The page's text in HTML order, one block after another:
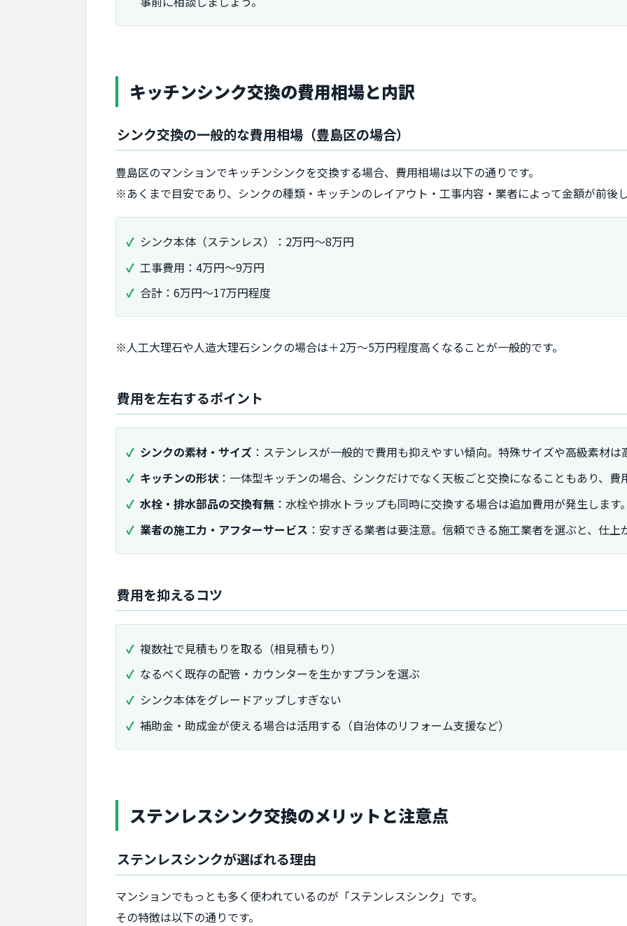
キッチンシンク交換の費用相場と内訳
シンク交換の一般的な費用相場（豊島区の場合）
豊島区のマンションでキッチンシンクを交換する場合、費用相場は以下の通りです。
※あくまで目安であり、シンクの種類・キッチンのレイアウト・工事内容・業者によって金額が前後
シンク本体（ステンレス）：2万円～8万円
工事費用：4万円～9万円
合計：6万円～17万円程度
※人工大理石や人造大理石シンクの場合は＋2万～5万円程度高くなることが一般的です。
費用を左右するポイント
シンクの素材・サイズ ：ステンレスが一般的で費用も抑えやすい傾向。特殊サイズや高級素材は
キッチンの形状：一体型キッチンの場合、シンクだけでなく天板ごと交換になることもあり、費
水栓・排水部品の交換有無 ：水栓や排水トラップも同時に交換する場合は追加費用が発生します
業者の施工力・アフターサービス ：安すぎる業者は要注意。信頼できる施工業者を選ぶと、仕
費用を抑えるコツ
複数社で見積もりを取る（相見積もり）
なるべく既存の配管・カウンターを生かすプランを選ぶ
シンク本体をグレードアップしすぎない
補助金・助成金が使える場合は活用する（自治体のリフォーム支援など）
ステンレスシンク交換のメリットと注意点
ステンレスシンクが選ばれる理由
マンションでもっとも多く使われているのが「ステンレスシンク」です。
その特徴は以下の通りです。